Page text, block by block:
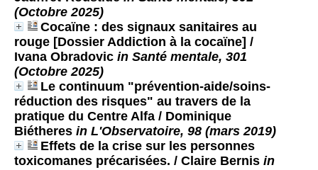
(Octobre 2025)
Cocaïne : des signaux sanitaires au
rouge [Dossier Addiction à la cocaïne] /
Ivana Obradovic in Santé mentale, 301
(Octobre 2025)
Le continuum "prévention-aide/soins-
réduction des risques" au travers de la
pratique du Centre Alfa / Dominique
Biétheres in L'Observatoire, 98 (mars 2019)
Effets de la crise sur les personnes
toxicomanes précarisées. / Claire Bernis in